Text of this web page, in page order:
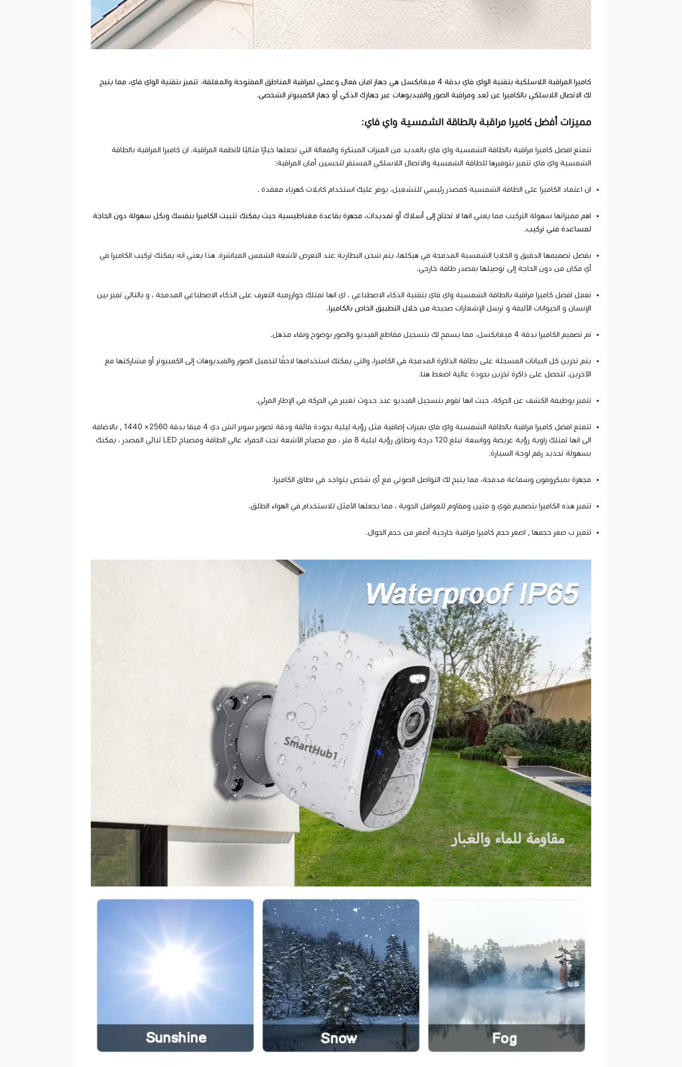
كاميرا المراقبة اللاسلكية بتقنية الواي فاي بدقة 4 ميغابكسل هي جهاز امان فعال وعملي لمراقبة المناطق المفتوحة والمغلقة. تتميز بتقنية الواي فاي، مما يتيح
لك الاتصال اللاسلكي بالكاميرا عن بُعد ومراقبة الصور والفيديوهات عبر جهازك الذكي أو جهاز الكمبيوتر الشخصي.
مميزات أفضل كاميرا مراقبة بالطاقة الشمسية واي فاي:
تتمتع افضل كاميرا مراقبة بالطاقة الشمسية واي فاي بالعديد من الميزات المبتكرة والفعالة التي تجعلها خيارًا مثاليًا لأنظمة المراقبة. ان كاميرا المراقبة بالطاقة
الشمسية واي فاي تتميز بتوفيرها للطاقة الشمسية والاتصال اللاسلكي المستقر لتحسين أمان المراقبة:
ان اعتماد الكاميرا على الطاقة الشمسية كمصدر رئيسي للتشغيل، يوفر عليك استخدام كابلات كهرباء معقدة .
اهم مميزاتها سهولة التركيب مما يعني انها لا تحتاج إلى أسلاك أو تمديدات، مجهزة بقاعدة مغناطيسية حيث يمكنك تثبيت الكاميرا بنفسك وبكل سهولة دون الحاجة
لمساعدة فني تركيب.
بفضل تصميمها الدقيق و الخلايا الشمسية المدمجة في هيكلها، يتم شحن البطارية عند التعرض لأشعة الشمس المباشرة. هذا يعني انه يمكنك تركيب الكاميرا في
أي مكان من دون الحاجة إلى توصيلها بمصدر طاقة خارجي.
تعمل افضل كاميرا مراقبة بالطاقة الشمسية واي فاي بتقنية الذكاء الاصطناعي ، اي انها تمتلك خوارزمية التعرف على الذكاء الاصطناعي المدمجة ، و بالتالي تميز بين
الإنسان و الحيوانات الأليفة و ترسل الإشعارات صحيحة من خلال التطبيق الخاص بالكاميرا.
تم تصميم الكاميرا بدقة 4 ميغابكسل، مما يسمح لك بتسجيل مقاطع الفيديو والصور بوضوح ونقاء مذهل.
يتم تخزين كل البيانات المسجلة على بطاقة الذاكرة المدمجة في الكاميرا، والتي يمكنك استخدامها لاحقًا لتحميل الصور والفيديوهات إلى الكمبيوتر أو مشاركتها مع
الآخرين. لتحصل على ذاكرة تخزين بجودة عالية اضغط هنا.
تتميز بوظيفة الكشف عن الحركة، حيث انها تقوم بتسجيل الفيديو عند حدوث تغيير في الحركة في الإطار المرئي.
تتمتع افضل كاميرا مراقبة بالطاقة الشمسية واي فاي
بميزات إضافية مثل رؤية ليلية بجودة فائقة ودقة تصوير سوبر اتش دي 4 ميقا بدقة 2560× 1440 , بالاضافة
الى انها تمتلك زاوية رؤية عريضة وواسعة تبلغ 120 درجة ونطاق رؤية ليلية 8 متر ، مع مصباح الأشعة تحت الحمراء عالي الطاقة ومصباح LED ثنائي المصدر ، يمكنك
بسهولة تحديد رقم لوحة السيارة.
مجهزة بميكروفون وسماعة مدمجة، مما يتيح لك التواصل الصوتي مع أي شخص يتواجد في نطاق الكاميرا.
تتميز هذه الكاميرا بتصميم قوي و متين ومقاوم للعوامل الجوية ، مما يجعلها الأمثل للاستخدام في الهواء الطلق.
تتميز ب صغر حجمها , اصغر حجم كاميرا مراقبة خارجية أصغر من حجم الجوال.